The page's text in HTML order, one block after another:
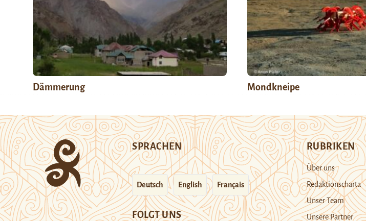
Dämmerung Mondkneipe
SPRACHEN
Deutsch English Français
FOLGT UNS
RUBRIKEN
Über uns
Redaktionscharta
Unser Team
Unsere Partner